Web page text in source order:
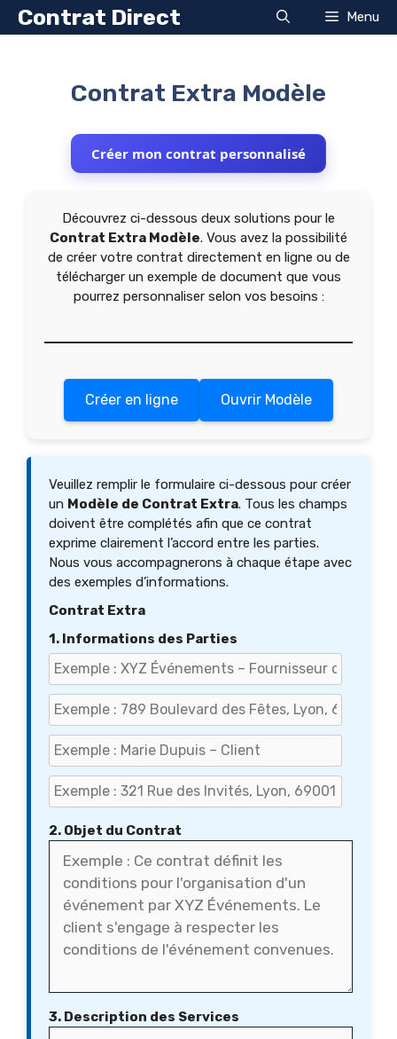
AllerContrat Direct Menu
Contrat Extra Modèle
Créer mon contrat personnalisé
Découvrez ci-dessous deux solutions pour le
Contrat Extra Modèle. Vous avez la possibilité
de créer votre contrat directement en ligne ou de
télécharger un exemple de document que vous
pourrez personnaliser selon vos besoins :
Créer en ligne Ouvrir Modèle
Veuillez remplir le formulaire ci-dessous pour créer
un Modèle de Contrat Extra. Tous les champs
doivent être complétés afin que ce contrat
exprime clairement l’accord entre les parties.
Nous vous accompagnerons à chaque étape avec
des exemples d’informations.
Contrat Extra
1. Informations des Parties
2. Objet du Contrat
3. Description des Services